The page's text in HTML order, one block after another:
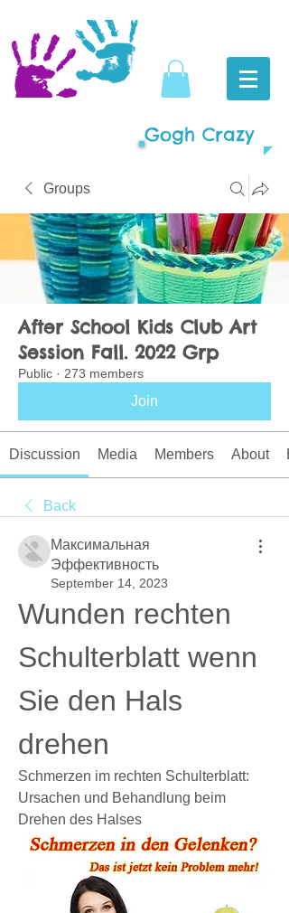
Gogh Crazy
Groups
After School Kids Club Art
Session Fall. 2022 Grp
Public · 273 members
Join
Discussion Media Members About
Back
Максимальная
Эффективность
September 14, 2023
Wunden rechten
Schulterblatt wenn
Sie den Hals
drehen
Schmerzen im rechten Schulterblatt:
Ursachen und Behandlung beim
Drehen des Halses